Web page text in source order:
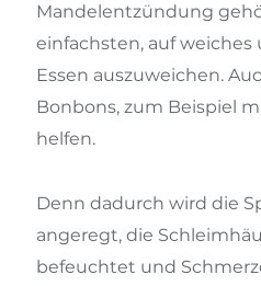
Mandelentzündung
einfachsten, auf
Essen auszuweichen.
Bonbons, zum Beispiel
helfen.
Denn dadurch wird die
angeregt, die
befeuchtet und